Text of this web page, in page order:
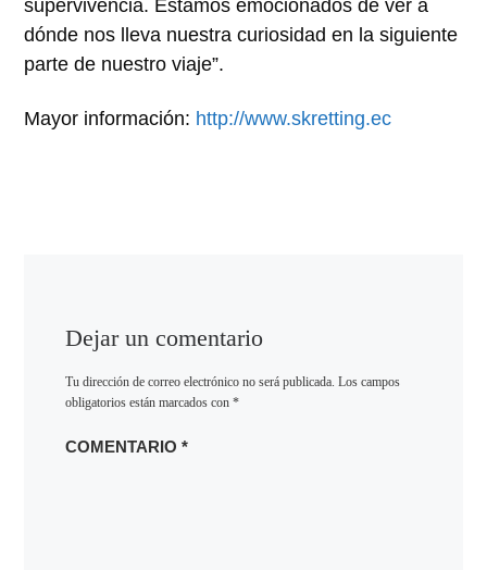
supervivencia. Estamos emocionados de ver a
dónde nos lleva nuestra curiosidad en la siguiente
parte de nuestro viaje”.
Mayor información: http://www.skretting.ec
Dejar un comentario
Tu dirección de correo electrónico no será publicada. Los campos
obligatorios están marcados con *
COMENTARIO *